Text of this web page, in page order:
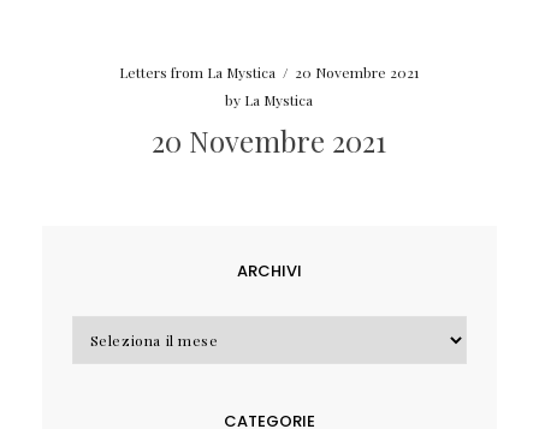
Letters from La Mystica / 20 Novembre 2021
by La Mystica
20 Novembre 2021
ARCHIVI
Archivi
CATEGORIE